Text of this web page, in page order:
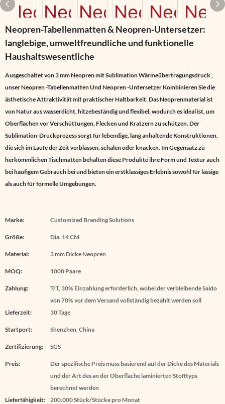
Neopren-Tabellenmatten & Neopren-Untersetzer:
langlebige, umweltfreundliche und funktionelle
Haushaltswesentliche
Ausgeschaltet von3 mm NeoprenmitSublimation Wärmeübertragungsdruck,
unserNeopren -TabellenmattenUnd Neopren -Untersetzer Kombinieren Sie die
ästhetische Attraktivität mit praktischer Haltbarkeit. Das Neoprenmaterial ist
von Natur aus wasserdicht, hitzebeständig und flexibel, wodurch es ideal ist, um
Oberflächen vor Verschüttungen, Flecken und Kratzern zu schützen. Der
Sublimation-Druckprozess sorgt für lebendige, lang anhaltende Konstruktionen,
die sich im Laufe der Zeit verblassen, schälen oder knacken. Im Gegensatz zu
herkömmlichen Tischmatten behalten diese Produkte ihre Form und Textur auch
bei häufigem Gebrauch bei und bieten ein erstklassiges Erlebnis sowohl für lässige
als auch für formelle Umgebungen.
Marke: Customized Branding Solutions
Größe: Dia. 14 CM
Material: 3 mm Dicke Neopren
MOQ: 1000 Paare
Zahlung:
T/T, 30% Einzahlung erforderlich, wobei der verbleibende Saldo
von 70% vor dem Versand vollständig bezahlt werden soll
Lieferzeit:
30 Tage
Startport: Shenzhen, China
Zertifizierung: SGS
Preis:
Der spezifische Preis muss basierend auf der Dicke des Materials
und der Art des an der Oberfläche laminierten Stofftyps
berechnet werden
Lieferfähigkeit:
200.000 Stück/Stücke pro Monat